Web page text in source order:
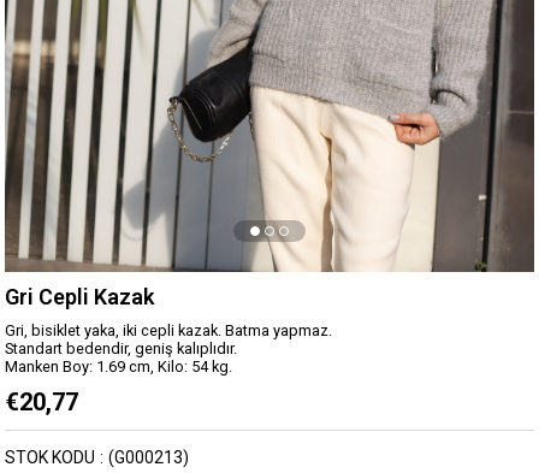
Gri Cepli Kazak
Gri, bisiklet yaka, iki cepli kazak. Batma yapmaz.
Standart bedendir, geniş kalıplıdır.
Manken Boy: 1.69 cm, Kilo: 54 kg.
€20,77
(G000213)
STOK KODU